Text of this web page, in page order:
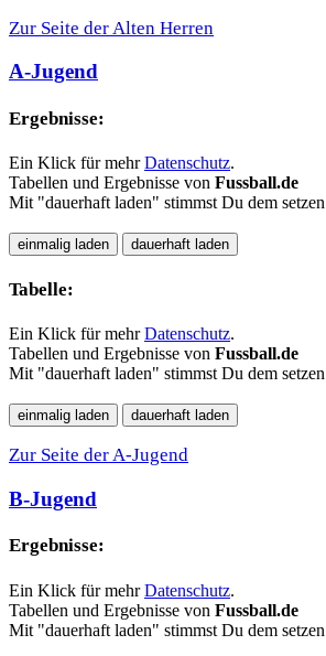
Zur Seite der Alten Herren
A-Jugend
Ergebnisse:
Ein Klick für mehrDatenschutz.
Tabellen und Ergebnisse von Fussball.de
Mit "dauerhaft laden" stimmst Du dem setzen
Tabelle:
Ein Klick für mehrDatenschutz.
Tabellen und Ergebnisse von Fussball.de
Mit "dauerhaft laden" stimmst Du dem setzen
Zur Seite der A-Jugend
B-Jugend
Ergebnisse:
Ein Klick für mehrDatenschutz.
Tabellen und Ergebnisse von Fussball.de
Mit "dauerhaft laden" stimmst Du dem setzen